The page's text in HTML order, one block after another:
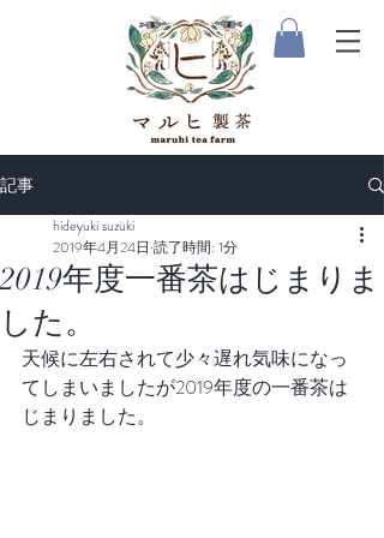
記事
2019年度一番茶はじまりま
した。
hideyuki suzuki
2019年4月24日 読了時間: 1分
天候に左右されて少々遅れ気味になっ
てしまいましたが2019年度の一番茶は
じまりました。